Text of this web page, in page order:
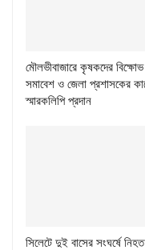
মৌলভীবাজারে কৃষকদের বিক্ষোভ
সমাবেশ ও জেলা প্রশাসকের
স্মারকলিপি প্রদান
সিলেটে দুই বাসের সংঘর্ষে